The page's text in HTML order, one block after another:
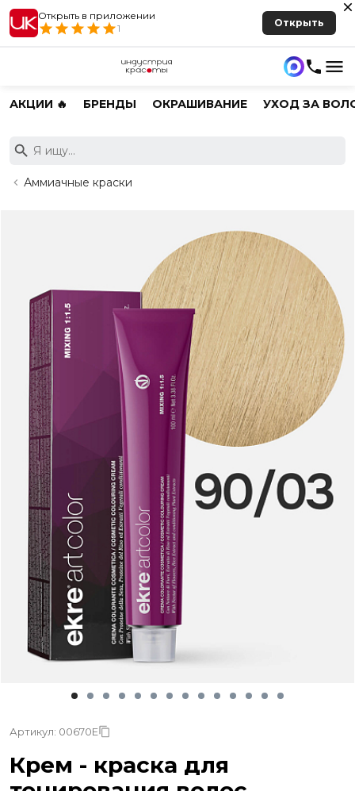
Открыть в приложении
1
Открыть
АКЦИИ 🔥 БРЕНДЫ ОКРАШИВАНИЕ УХОД ЗА
Аммиачные краски
Артикул: 00670E
Крем - краска для